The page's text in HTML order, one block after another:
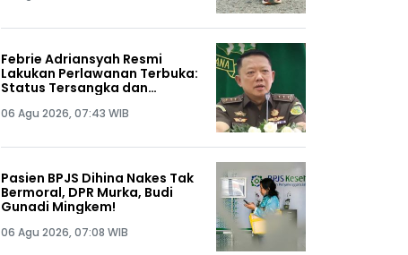
Febrie Adriansyah Resmi
Lakukan Perlawanan Terbuka:
Status Tersangka dan
06 Agu 2026, 07:43 WIB
Pasien BPJS Dihina Nakes Tak
Bermoral, DPR Murka, Budi
Gunadi Mingkem!
06 Agu 2026, 07:08 WIB